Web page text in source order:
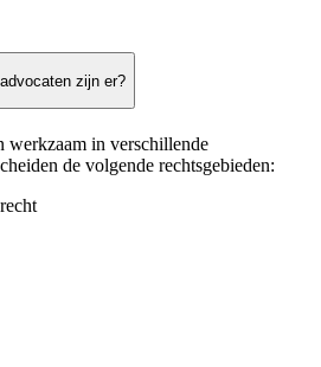
zijn er?
in verschillende
de volgende rechtsgebieden: